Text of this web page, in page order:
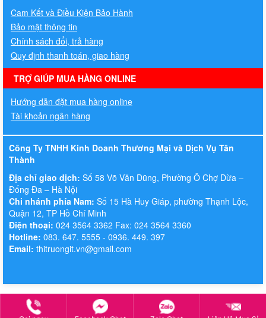
Cam Kết và Điều Kiện Bảo Hành
Bảo mật thông tin
Chính sách đổi, trả hàng
Quy định thanh toán, giao hàng
TRỢ GIÚP MUA HÀNG ONLINE
Hướng dẫn đặt mua hàng online
Tài khoản ngân hàng
Công Ty TNHH Kinh Doanh Thương Mại và Dịch Vụ Tân
Thành
Địa chỉ giao dịch: Số 58 Võ Văn Dũng, Phường Ô Chợ Dừa –
Đống Đa – Hà Nội
Chi nhánh phía Nam: Số 15 Hà Huy Giáp, phường Thạnh Lộc,
Quận 12, TP Hồ Chí Minh
Điện thoại: 024 3564 3362 Fax: 024 3564 3360
Hotline: 083. 647. 5555 - 0936. 449. 397
Email: thitruongit.vn@gmail.com